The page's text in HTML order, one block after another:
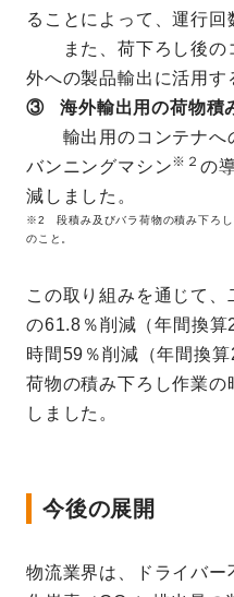
ることによって、運行回
また、荷下ろし後の
外への製品輸出に活用す
③ 海外輸出用の荷物積
輸出用のコンテナへ
バンニングマシン※２ の
減しました。
※2 段積み及びバラ荷物の積み下ろし
のこと。
この取り組みを通じて
の61.8％削減（年間換
時間59％削減（年間換
荷物の積み下ろし作業の
しました。
今後の展開
物流業界は、ドライバ